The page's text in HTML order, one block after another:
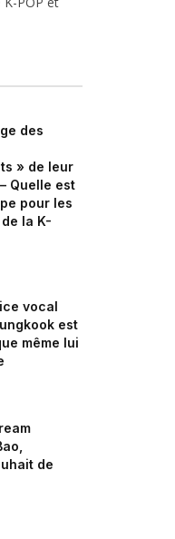
des
» de leur
Quelle est
pour les
la K-
vocal
est
même lui
de